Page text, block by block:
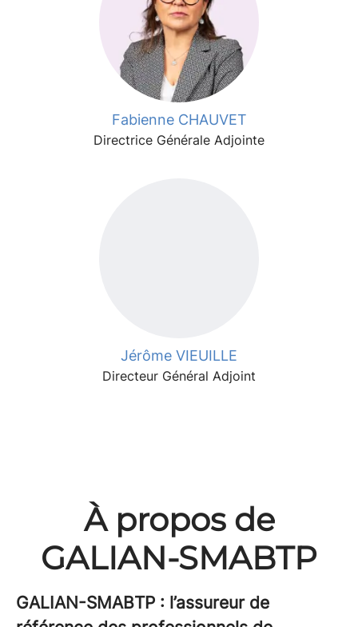
Fabienne CHAUVET
Directrice Générale Adjointe
Jérôme VIEUILLE
Directeur Général Adjoint
À propos de
GALIAN-SMABTP
GALIAN-SMABTP : l’assureur de